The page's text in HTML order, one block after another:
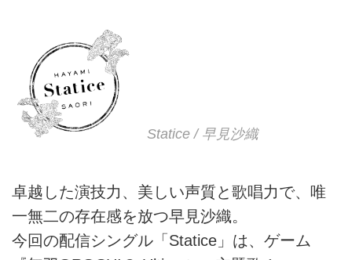
Statice / 早見沙織
卓越した演技力、美しい声質と歌唱力で、唯
一無二の存在感を放つ早見沙織。
今回の配信シングル「Statice」は、ゲーム